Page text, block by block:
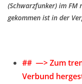
(Schwarzfunker) im FM
gekommen ist in der
## —> Zum
Verbund